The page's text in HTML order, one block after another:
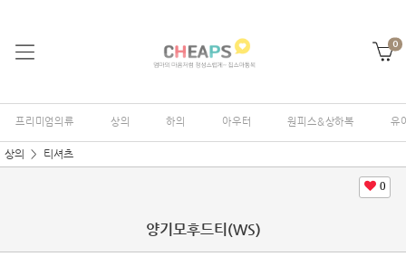
0
프리미엄의류 상의 하의 아우터 원피스&상하복 유
상의 티셔츠
0
양기모후드티(WS)